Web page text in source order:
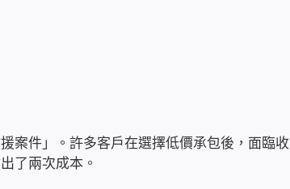
案件」。許多客戶在選擇低價承包後，面臨收
了兩次成本。